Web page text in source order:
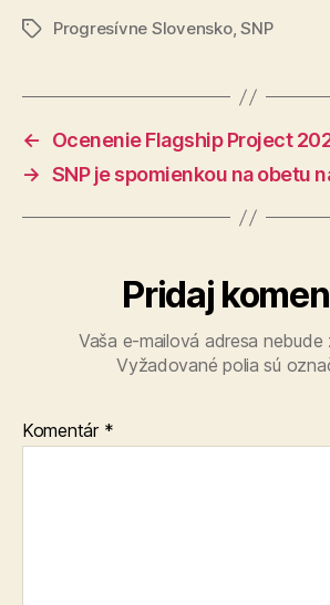
ZnačkyProgresívne Slovensko,SNP
←
Ocenenie Flagship Project
→ SNP je spomienkou na obetu
Pridaj
Vaša e-mailová adresa nebude
Vyžadované polia sú
Komentár *